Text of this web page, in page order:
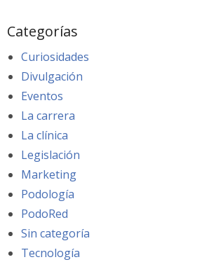
Categorías
Curiosidades
Divulgación
Eventos
La carrera
La clínica
Legislación
Marketing
Podología
PodoRed
Sin categoría
Tecnología